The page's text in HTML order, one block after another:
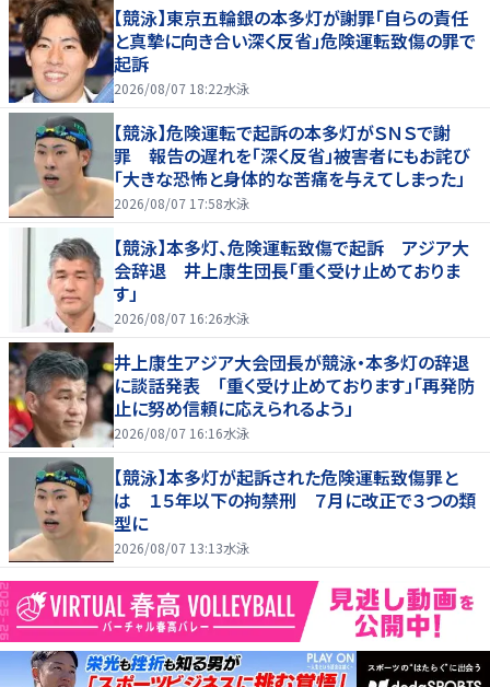
【競泳】東京五輪銀の本多灯が謝罪「自らの責任
と真摯に向き合い深く反省」危険運転致傷の罪で
起訴
2026/08/07 18:22水泳
【競泳】危険運転で起訴の本多灯がＳＮＳで謝
罪 報告の遅れを「深く反省」被害者にもお詫び
「大きな恐怖と身体的な苦痛を与えてしまった」
2026/08/07 17:58水泳
【競泳】本多灯、危険運転致傷で起訴 アジア大
会辞退 井上康生団長「重く受け止めておりま
す」
2026/08/07 16:26水泳
井上康生アジア大会団長が競泳・本多灯の辞退
に談話発表 「重く受け止めております」「再発防
止に努め信頼に応えられるよう」
2026/08/07 16:16水泳
【競泳】本多灯が起訴された危険運転致傷罪と
は １５年以下の拘禁刑 ７月に改正で３つの類
型に
2026/08/07 13:13水泳